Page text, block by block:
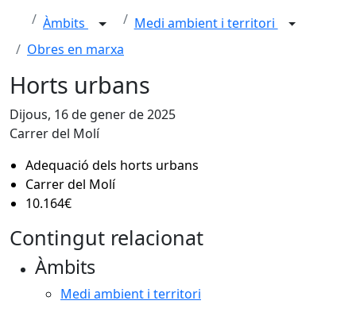
Àmbits
Medi ambient i territori
Obres en marxa
Horts urbans
Dijous, 16 de gener de 2025
Carrer del Molí
Adequació dels horts urbans
Carrer del Molí
10.164€
Contingut relacionat
Àmbits
Medi ambient i territori